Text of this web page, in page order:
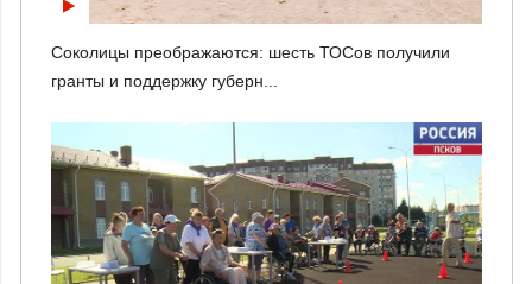
Соколицы преображаются: шесть ТОСов получили
гранты и поддержку губерн...